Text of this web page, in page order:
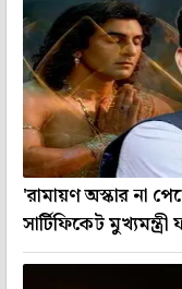
'রামায়ণ অস্কার না
সার্টিফিকেট